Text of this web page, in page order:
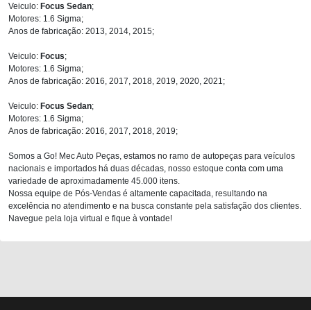
Veiculo: Focus Sedan;
Motores: 1.6 Sigma;
Anos de fabricação: 2013, 2014, 2015;
Veiculo: Focus;
Motores: 1.6 Sigma;
Anos de fabricação: 2016, 2017, 2018, 2019, 2020, 2021;
Veiculo: Focus Sedan;
Motores: 1.6 Sigma;
Anos de fabricação: 2016, 2017, 2018, 2019;
Somos a Go! Mec Auto Peças, estamos no ramo de autopeças para veículos
nacionais e importados há duas décadas, nosso estoque conta com uma
variedade de aproximadamente 45.000 itens.
Nossa equipe de Pós-Vendas é altamente capacitada, resultando na
excelência no atendimento e na busca constante pela satisfação dos clientes.
Navegue pela loja virtual e fique à vontade!